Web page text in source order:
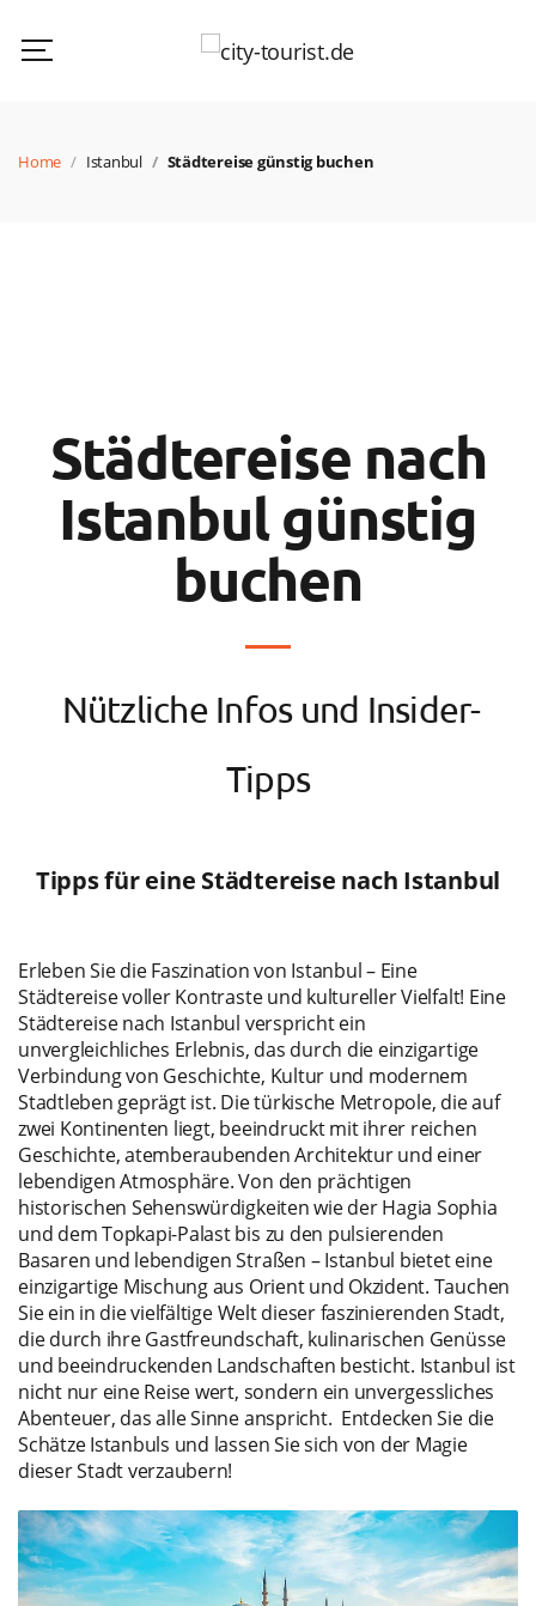
Home Istanbul Städtereise günstig buchen
Städtereise nach
Istanbul günstig
buchen
Nützliche Infos und Insider-
Tipps
Tipps für eine Städtereise nach Istanbul
Erleben Sie die Faszination von Istanbul – Eine
Städtereise voller Kontraste und kultureller Vielfalt! Eine
Städtereise nach Istanbul verspricht ein
unvergleichliches Erlebnis, das durch die einzigartige
Verbindung von Geschichte, Kultur und modernem
Stadtleben geprägt ist. Die türkische Metropole, die auf
zwei Kontinenten liegt, beeindruckt mit ihrer reichen
Geschichte, atemberaubenden Architektur und einer
lebendigen Atmosphäre. Von den prächtigen
historischen Sehenswürdigkeiten wie der Hagia Sophia
und dem Topkapi-Palast bis zu den pulsierenden
Basaren und lebendigen Straßen – Istanbul bietet eine
einzigartige Mischung aus Orient und Okzident. Tauchen
Sie ein in die vielfältige Welt dieser faszinierenden Stadt,
die durch ihre Gastfreundschaft, kulinarischen Genüsse
und beeindruckenden Landschaften besticht. Istanbul ist
nicht nur eine Reise wert, sondern ein unvergessliches
Abenteuer, das alle Sinne anspricht. Entdecken Sie die
Schätze Istanbuls und lassen Sie sich von der Magie
dieser Stadt verzaubern!